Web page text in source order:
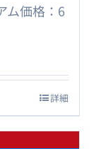
ム価格：6
詳細